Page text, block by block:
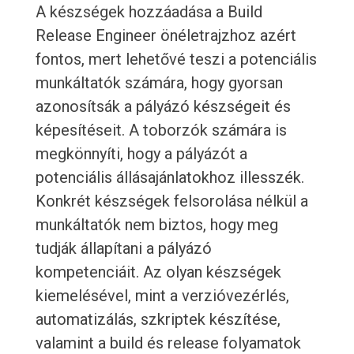
A készségek hozzáadása a Build
Release Engineer önéletrajzhoz azért
fontos, mert lehetővé teszi a potenciális
munkáltatók számára, hogy gyorsan
azonosítsák a pályázó készségeit és
képesítéseit. A toborzók számára is
megkönnyíti, hogy a pályázót a
potenciális állásajánlatokhoz illesszék.
Konkrét készségek felsorolása nélkül a
munkáltatók nem biztos, hogy meg
tudják állapítani a pályázó
kompetenciáit. Az olyan készségek
kiemelésével, mint a verzióvezérlés,
automatizálás, szkriptek készítése,
valamint a build és release folyamatok